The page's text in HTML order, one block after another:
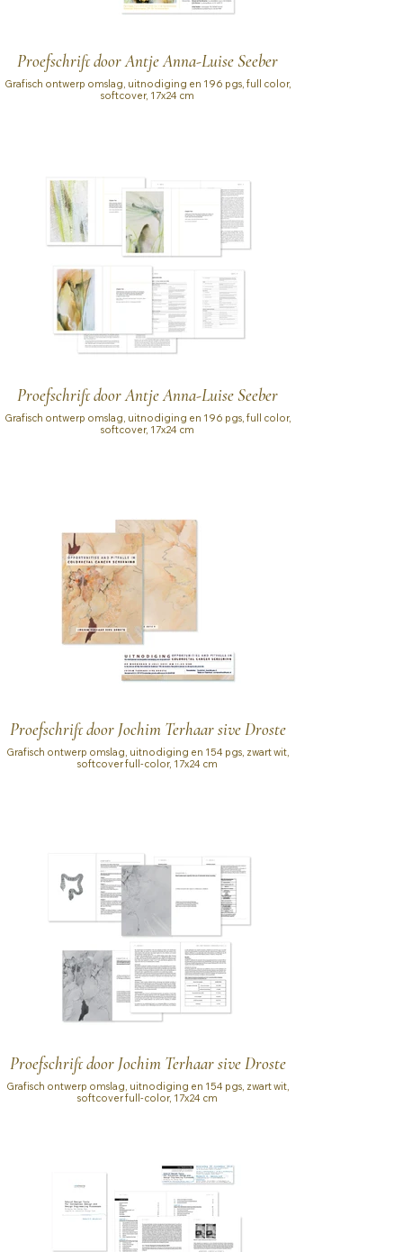
Proefschrift door Antje Anna-Luise Seeber
Grafisch ontwerp omslag, uitnodiging en 196 pgs, full color,
softcover, 17x24 cm
Proefschrift door Antje Anna-Luise Seeber
Grafisch ontwerp omslag, uitnodiging en 196 pgs, full color,
softcover, 17x24 cm
Proefschrift door Jochim Terhaar sive Droste
Grafisch ontwerp omslag, uitnodiging en 154 pgs, zwart wit,
softcover full-color, 17x24 cm
Proefschrift door Jochim Terhaar sive Droste
Grafisch ontwerp omslag, uitnodiging en 154 pgs, zwart wit,
softcover full-color, 17x24 cm